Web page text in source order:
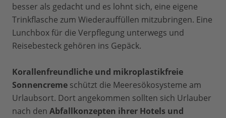
besser als gedacht und es lohnt sich, eine eigene
Trinkflasche zum Wiederauffüllen mitzubringen. Eine
Lunchbox für die Verpflegung unterwegs und
Reisebesteck gehören ins Gepäck.
Korallenfreundliche und mikroplastikfreie
Sonnencreme schützt die Meeresökosysteme am
Urlaubsort. Dort angekommen sollten sich Urlauber
nach den Abfallkonzepten ihrer Hotels und